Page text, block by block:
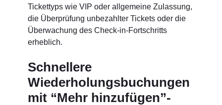
Tickettyps wie VIP oder allgemeine Zulassung,
die Überprüfung unbezahlter Tickets oder die
Überwachung des Check-in-Fortschritts
erheblich.
Schnellere
Wiederholungsbuchungen
mit “Mehr hinzufügen”-